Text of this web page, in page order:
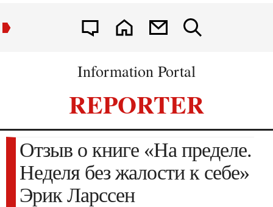
Information Portal
REPORTER
Отзыв о книге «На пределе.
Неделя без жалости к себе»
Эрик Ларссен